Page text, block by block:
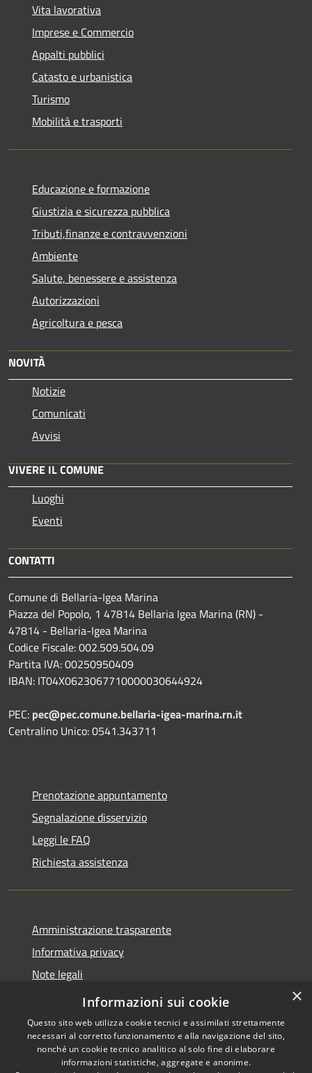
Vita lavorativa
Imprese e Commercio
Appalti pubblici
Catasto e urbanistica
Turismo
Mobilità e trasporti
Educazione e formazione
Giustizia e sicurezza pubblica
Tributi,finanze e contravvenzioni
Ambiente
Salute, benessere e assistenza
Autorizzazioni
Agricoltura e pesca
NOVITÀ
Notizie
Comunicati
Avvisi
VIVERE IL COMUNE
Luoghi
Eventi
CONTATTI
Comune di Bellaria-Igea Marina
Piazza del Popolo, 1 47814 Bellaria Igea Marina (RN) -
47814 - Bellaria-Igea Marina
Codice Fiscale: 002.509.504.09
Partita IVA: 00250950409
IBAN: IT04X0623067710000030644924
PEC: pec@pec.comune.bellaria-igea-marina.rn.it
Centralino Unico: 0541.343711
Prenotazione appuntamento
Segnalazione disservizio
Leggi le FAQ
Richiesta assistenza
Amministrazione trasparente
Informativa privacy
Note legali
Dichiarazione di accessibilità
Copyright © 2026 • Comune di
×
Informazioni sui cookie
Questo sito web utilizza cookie tecnici e assimilati strettamente
necessari al corretto funzionamento e alla navigazione del sito,
nonché un cookie tecnico analitico al solo fine di elaborare
informazioni statistiche, aggregate e anonime.